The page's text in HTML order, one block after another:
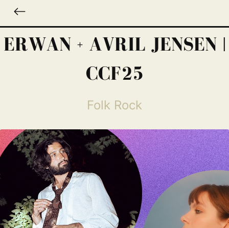
ERWAN + AVRIL JENSEN |
CCF25
Folk Rock